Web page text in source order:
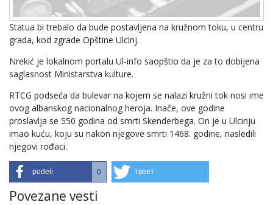
Statua bi trebalo da bude postavljena na kružnom toku, u centru
grada, kod zgrade Opštine Ulcinj.
Nrekić je lokalnom portalu Ul-info saopštio da je za to dobijena
saglasnost Ministarstva kulture.
RTCG podseća da bulevar na kojem se nalazi kružni tok nosi ime
ovog albanskog nacionalnog heroja. Inače, ove godine
proslavlja se 550 godina od smrti Skenderbega. On je u Ulcinju
imao kuću, koju su nakon njegove smrti 1468. godine, nasledili
njegovi rođaci.
podeli 0 твеет
Povezane vesti